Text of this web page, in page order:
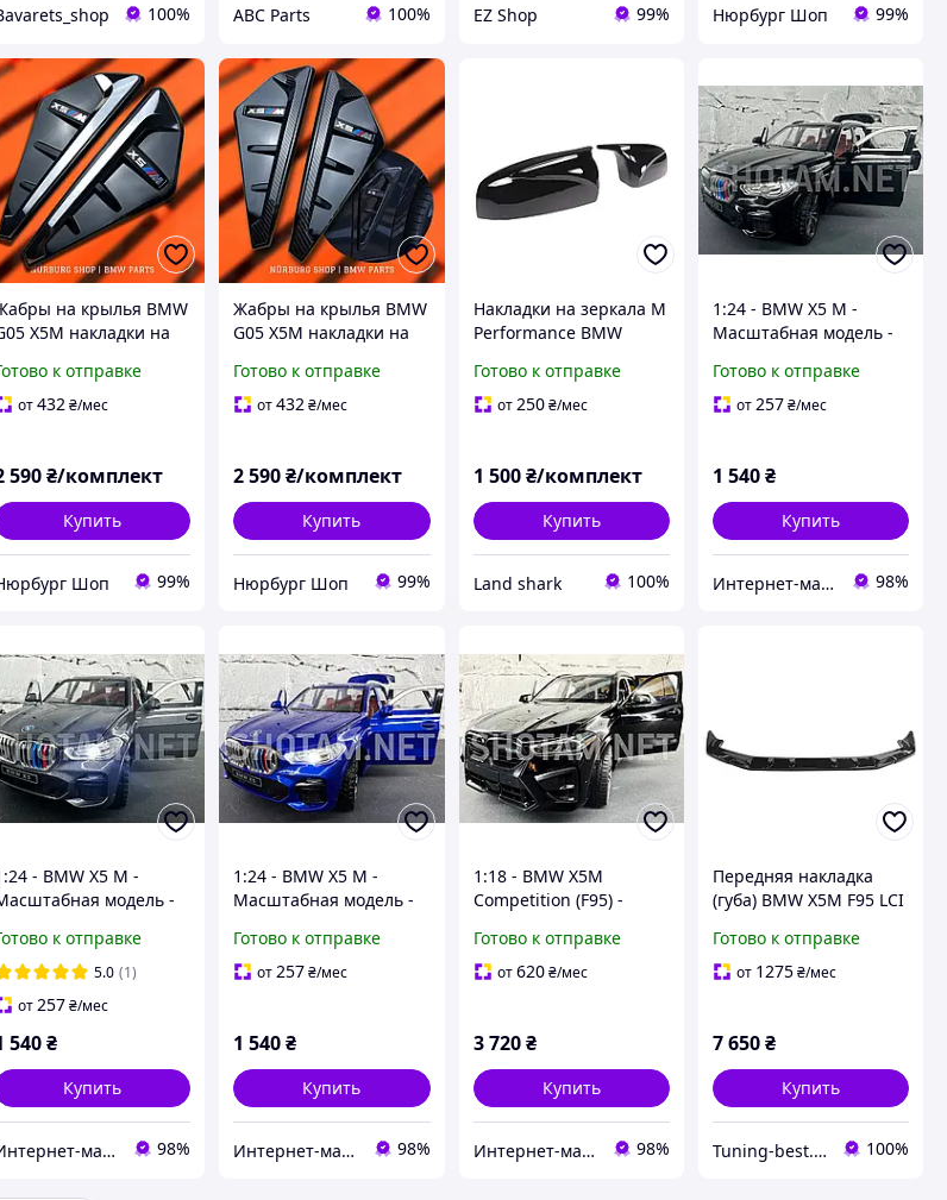
100% ABC Parts 100% EZ Shop 99% Нюрбург Шоп 99%
на крылья BMW
X5M накладки на
к отправке
от432₴/мес
590₴/комплект
Купить
Шоп 99%
Жабры на крылья BMW
G05 X5M накладки на
карбон
Готово к отправке
от432₴/мес
2 590₴/комплект
Купить
Нюрбург Шоп 99%
Накладки на зеркала M
Performance BMW
Готово к отправке
от250 ₴/мес
1 500 ₴/комплект
Купить
Land shark 100%
1:24 - BMW X5 M -
Масштабная модель -
Готово к отправке
от257₴/мес
1 540₴
Купить
Интернет-магазин shotam.net 98%
- BMW X5 M -
модель -
к отправке
5.0 (1)
от257₴/мес
540₴
Купить
Интернет-магазин shotam.net 98%
1:24 - BMW X5 M -
Масштабная модель -
Готово к отправке
от257₴/мес
1 540₴
Купить
Интернет-магазин shotam.net 98%
1:18 - BMW X5M
Competition (F95) -
Чёрная
Готово к отправке
от620 ₴/мес
3 720 ₴
Купить
Интернет-магазин shotam.net 98%
Передняя накладка
(губа) BMW X5M F95 LCI
Готово к отправке
от 1275₴/мес
7 650₴
Купить
Tuning-best.com.ua 100%